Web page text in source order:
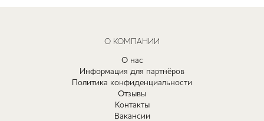
О КОМПАНИИ
О нас
Информация для партнёров
Политика конфиденциальности
Отзывы
Контакты
Вакансии